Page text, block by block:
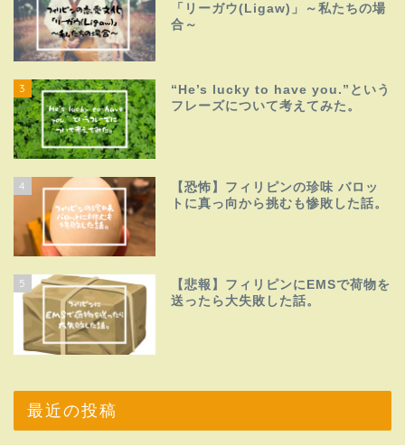
「リーガウ(Ligaw)」～私たちの場
合～
3
“He’s lucky to have you.”という
フレーズについて考えてみた。
4
【恐怖】フィリピンの珍味 バロッ
トに真っ向から挑むも惨敗した話。
5
【悲報】フィリピンにEMSで荷物を
送ったら大失敗した話。
最近の投稿